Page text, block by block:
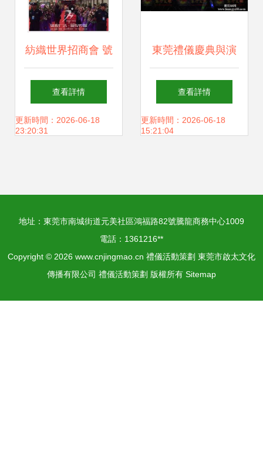
紡織世界招商會 號
悅廣告 佩悅傳媒,
東莞公關公司,東莞
司,東莞影視公司,
東莞策劃公司,東莞
查看詳情
更新時間：2026-06-18
23:20:31
東莞禮儀慶典與演
出活動策劃公司 打
造非凡禮儀活動的
查看詳情
更新時間：2026-06-18
15:21:04
地址：東莞市南城街道元美社區鴻福路82號騰龍商務中心1009
電話：1361216**
Copyright © 2026 www.cnjingmao.cn 禮儀活動策劃 東莞市啟太文化
傳播有限公司 禮儀活動策劃 版權所有 Sitemap